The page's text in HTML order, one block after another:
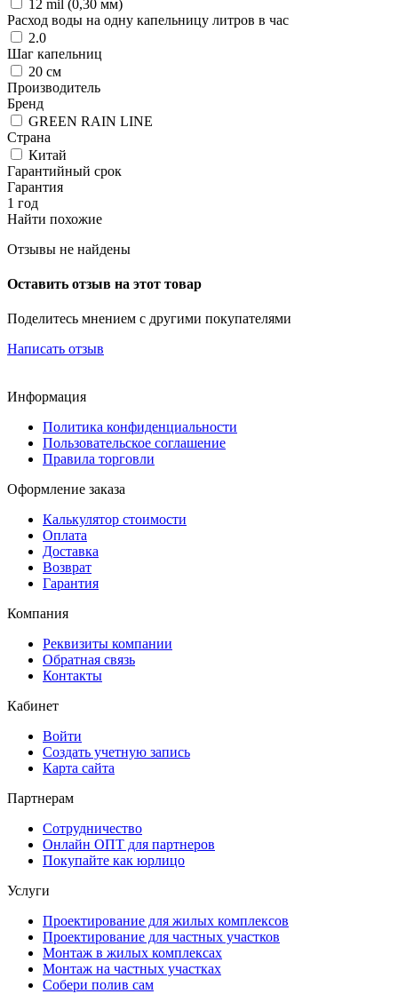
12 mil (0,30 мм)
Расход воды на одну капельницу литров в час
2.0
Шаг капельниц
20 см
Производитель
Бренд
GREEN RAIN LINE
Страна
Китай
Гарантийный срок
Гарантия
1 год
Найти похожие
Отзывы не найдены
Оставить отзыв на этот товар
Поделитесь мнением с другими покупателями
Написать отзыв
Информация
Политика конфиденциальности
Пользовательское соглашение
Правила торговли
Оформление заказа
Калькулятор стоимости
Оплата
Доставка
Возврат
Гарантия
Компания
Реквизиты компании
Обратная связь
Контакты
Кабинет
Войти
Создать учетную запись
Карта сайта
Партнерам
Сотрудничество
Онлайн ОПТ для партнеров
Покупайте как юрлицо
Услуги
Проектирование для жилых комплексов
Проектирование для частных участков
Монтаж в жилых комплексах
Монтаж на частных участках
Собери полив сам